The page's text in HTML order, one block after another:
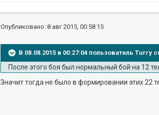
Опубликовано:8 авг 2015, 00:58:15
В 08.08.2015 в 00:27:04 пользователь Turry
После этого боя был нормальный бой на 12
Значит тогда не было в формировании этих 22